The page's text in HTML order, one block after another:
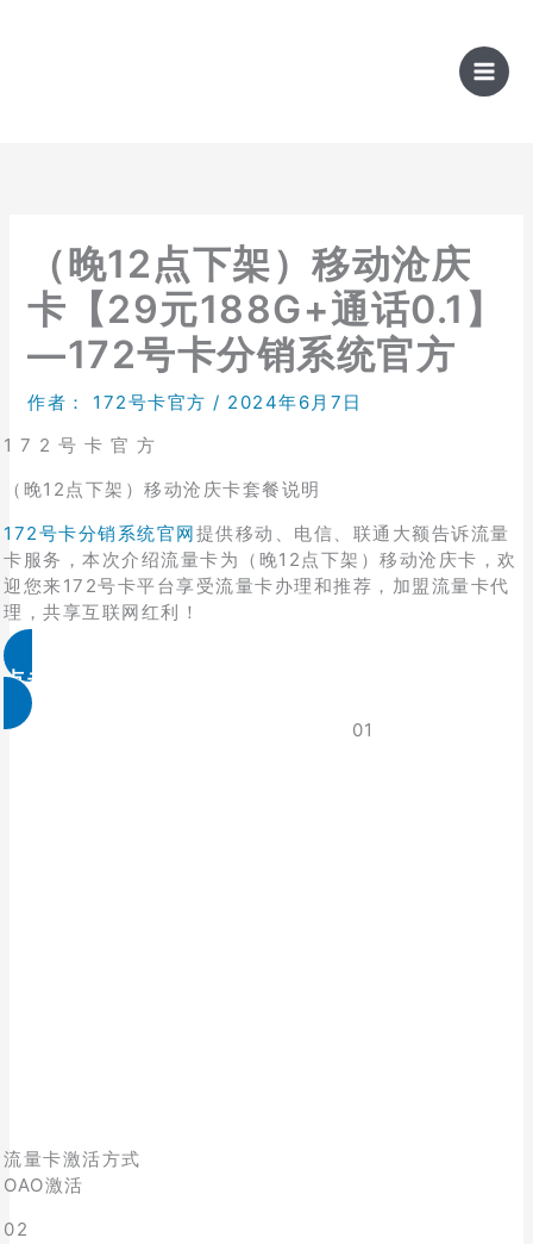
（晚12点下架）移动沧庆
卡【29元188G+通话0.1】
—172号卡分销系统官方
作者： 172号卡官方 / 2024年6月7日
1 7 2 号 卡 官 方
（晚12点下架）移动沧庆卡套餐说明
172号卡分销系统官网提供移动、电信、联通大额告诉流量
卡服务，本次介绍流量卡为（晚12点下架）移动沧庆卡，欢
迎您来172号卡平台享受流量卡办理和推荐，加盟流量卡代
理，共享互联网红利！
点击免费领取
01
流量卡激活方式
OAO激活
02